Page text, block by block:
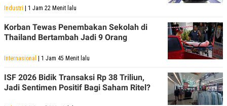
Industri | 1 Jam 22 Menit lalu
Korban Tewas Penembakan Sekolah di
Thailand Bertambah Jadi 9 Orang
Internasional | 1 Jam 45 Menit lalu
ISF 2026 Bidik Transaksi Rp 38 Triliun,
Jadi Sentimen Positif Bagi Saham Ritel?